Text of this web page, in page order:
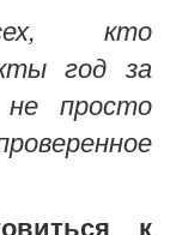
кто
год за
просто
к